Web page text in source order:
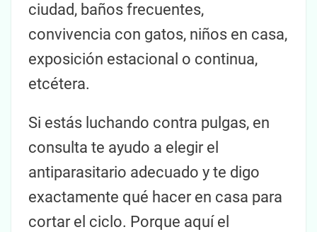
ciudad, baños frecuentes,
convivencia con gatos, niños en casa,
exposición estacional o continua,
etcétera.
Si estás luchando contra pulgas, en
consulta te ayudo a elegir el
antiparasitario adecuado y te digo
exactamente qué hacer en casa para
cortar el ciclo. Porque aquí el